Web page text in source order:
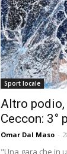
Sport locale
Altro
Ceccon: 3°
Omar Dal Maso -
"Una gara che in